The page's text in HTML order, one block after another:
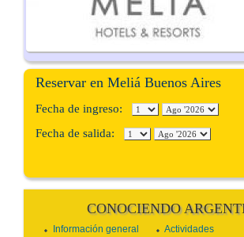
Reservar en Meliá Buenos Aires
Fecha de ingreso:
Fecha de salida:
CONOCIENDO
Información general
Actividades